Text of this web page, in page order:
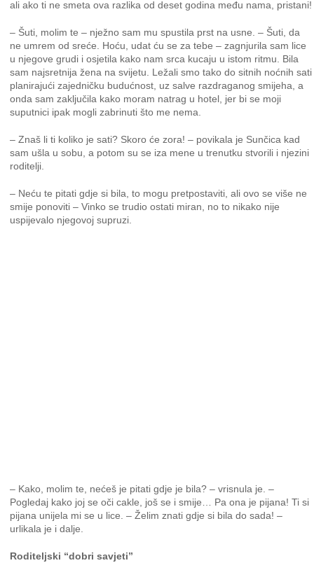
ali ako ti ne smeta ova razlika od deset godina među nama, pristani!
– Šuti, molim te – nježno sam mu spustila prst na usne. – Šuti, da
ne umrem od sreće. Hoću, udat ću se za tebe – zagnjurila sam lice
u njegove grudi i osjetila kako nam srca kucaju u istom ritmu. Bila
sam najsretnija žena na svijetu. Ležali smo tako do sitnih noćnih sati
planirajući zajedničku budućnost, uz salve razdraganog smijeha, a
onda sam zaključila kako moram natrag u hotel, jer bi se moji
suputnici ipak mogli zabrinuti što me nema.
– Znaš li ti koliko je sati? Skoro će zora! – povikala je Sunčica kad
sam ušla u sobu, a potom su se iza mene u trenutku stvorili i njezini
roditelji.
– Neću te pitati gdje si bila, to mogu pretpostaviti, ali ovo se više ne
smije ponoviti – Vinko se trudio ostati miran, no to nikako nije
uspijevalo njegovoj supruzi.
– Kako, molim te, nećeš je pitati gdje je bila? – vrisnula je. –
Pogledaj kako joj se oči cakle, još se i smije… Pa ona je pijana! Ti si
pijana unijela mi se u lice. – Želim znati gdje si bila do sada! –
urlikala je i dalje.
Roditeljski “dobri savjeti”